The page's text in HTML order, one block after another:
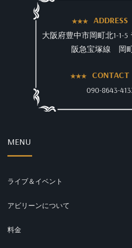
ADDRESS
大阪府豊中市岡町北1-1-5
阪急宝塚線 岡
CONTACT
090-8643-
MENU
ライブ＆イベント
アビリーンについて
料金